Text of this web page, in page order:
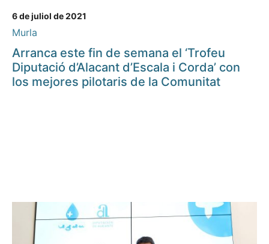
6 de juliol de 2021
Murla
Arranca este fin de semana el ‘Trofeu
Diputació d’Alacant d’Escala i Corda’ con
los mejores pilotaris de la Comunitat